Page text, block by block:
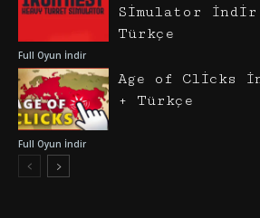
Full Oyun İndir
Simulator
Türkçe
Full Oyun İndir
Age of Clicks
+ Türkçe